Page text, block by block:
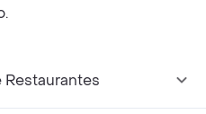
Restaurantes